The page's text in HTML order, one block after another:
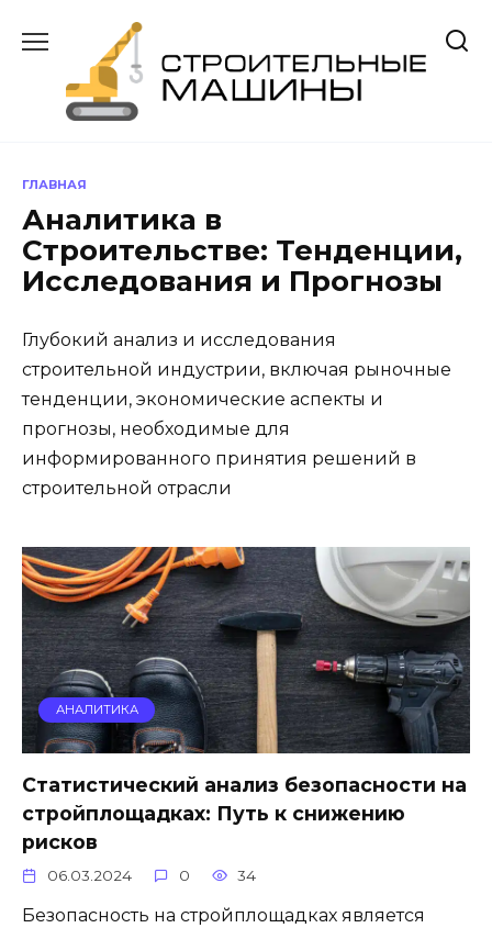
содержанию
ГЛАВНАЯ
Аналитика в
Строительстве: Тенденции,
Исследования и Прогнозы
Глубокий анализ и исследования
строительной индустрии, включая рыночные
тенденции, экономические аспекты и
прогнозы, необходимые для
информированного принятия решений в
строительной отрасли
АНАЛИТИКА
Статистический анализ безопасности на
стройплощадках: Путь к снижению
рисков
06.03.2024 0 34
Безопасность на стройплощадках является